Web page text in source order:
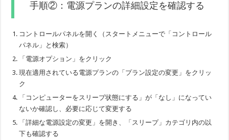
手順②：電源プランの詳細設定を確認する
コントロールパネルを開く（スタートメニューで「コントロール
パネル」と検索）
「電源オプション」をクリック
現在適用されている電源プランの「プラン設定の変更」をクリッ
ク
「コンピューターをスリープ状態にする」が「なし」になってい
ないか確認し、必要に応じて変更する
「詳細な電源設定の変更」を開き、「スリープ」カテゴリ内の以
下も確認する